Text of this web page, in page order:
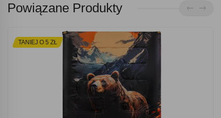
Powiązane Produkty
TANIEJ O 5 ZŁ